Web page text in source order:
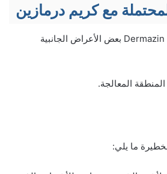
المحتملة مع كريم درمازين
قد يصاحب استخدام كريم Dermazin بعض الأعراض الجانبية
المعالجة.
ما يلي: